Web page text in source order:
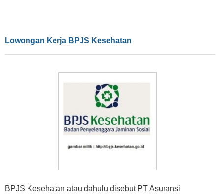
Lowongan Kerja BPJS Kesehatan
BPJS Kesehatan atau dahulu disebut PT Asuransi